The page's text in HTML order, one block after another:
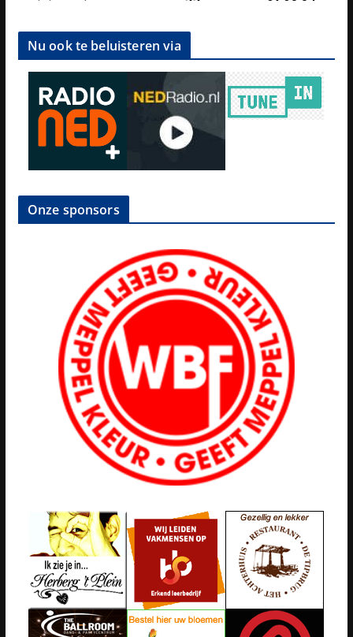
Nu ook te beluisteren via
Onze sponsors